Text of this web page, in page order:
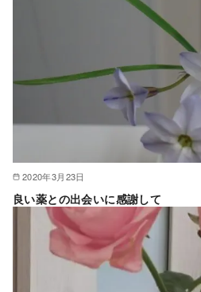
2020年3月23日
良い薬との出会いに感謝して